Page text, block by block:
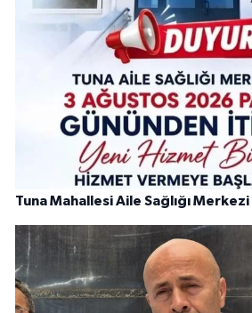
Tuna Mahallesi Aile Sağlığı Merkezi